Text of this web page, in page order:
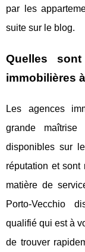
par les
suite sur le blog.
Quelles
immobilières
Les agences
grande maîtrise
disponibles sur
réputation et sont
matière de
Porto-Vecchio
qualifié qui est à
de trouver